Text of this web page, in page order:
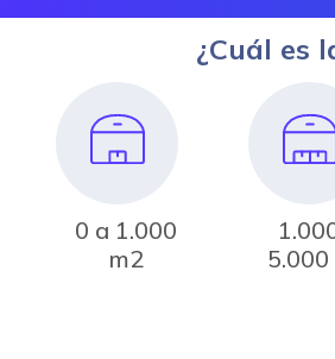
¿Cuál es
0 a 1.000
m2
5.000